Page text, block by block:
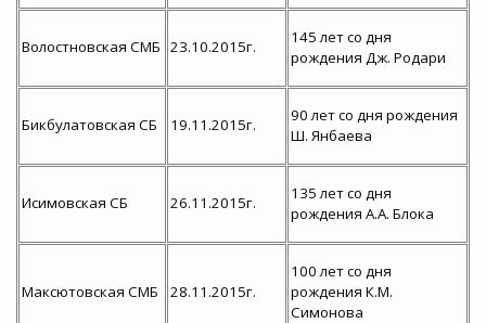
Волостновская СМБ 23.10.2015г.
145 лет со дня
рождения Дж. Родари
Бикбулатовская СБ 19.11.2015г.
90 лет со дня рождения
Ш. Янбаева
Исимовская СБ 26.11.2015г.
135 лет со дня
рождения А.А. Блока
Максютовская СМБ 28.11.2015г.
100 лет со дня
рождения К.М.
Симонова